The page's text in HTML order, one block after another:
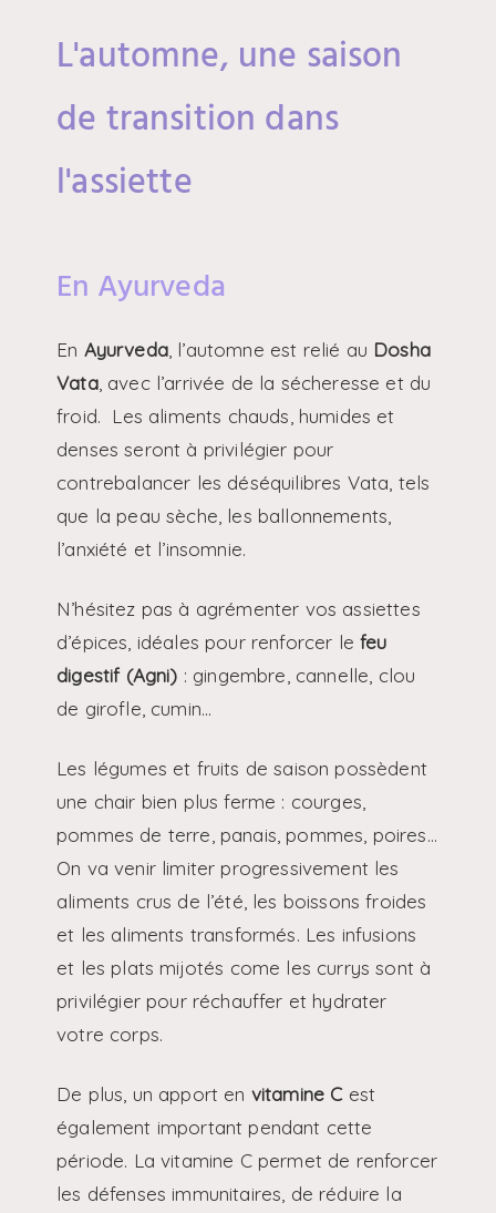
L'automne, une saison
de transition dans
l'assiette
En Ayurveda
En Ayurveda, l’automne est relié au Dosha
Vata, avec l’arrivée de la sécheresse et du
froid. Les aliments chauds, humides et
denses seront à privilégier pour
contrebalancer les déséquilibres Vata, tels
que la peau sèche, les ballonnements,
l’anxiété et l’insomnie.
N’hésitez pas à agrémenter vos assiettes
d’épices, idéales pour renforcer lefeu
digestif (Agni) : gingembre, cannelle, clou
de girofle, cumin…
Les légumes et fruits de saison possèdent
une chair bien plus ferme : courges,
pommes de terre, panais, pommes, poires…
On va venir limiter progressivement les
aliments crus de l’été, les boissons froides
et les aliments transformés. Les infusions
et les plats mijotés come les currys sont à
privilégier pour réchauffer et hydrater
votre corps.
De plus, un apport en vitamine Cest
également important pendant cette
période. La vitamine C permet de renforcer
les défenses immunitaires, de réduire la